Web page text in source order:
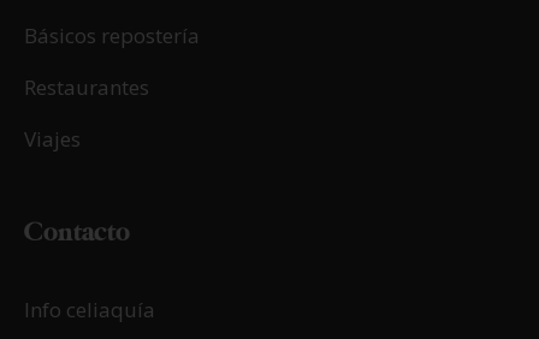
Básicos repostería
Restaurantes
Viajes
Contacto
Info celiaquía